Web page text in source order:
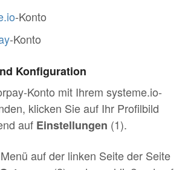
-Konto
-Konto
Konfiguration
Konto mit Ihrem systeme.io-
klicken Sie auf Ihr Profilbild
auf Einstellungen (1).
auf der linken Seite der Seite